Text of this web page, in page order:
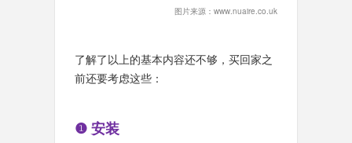
图片来源：www.nuaire.co.uk
了解了以上的基本内容还不够，买回家之
前还要考虑这些：
❶ 安装